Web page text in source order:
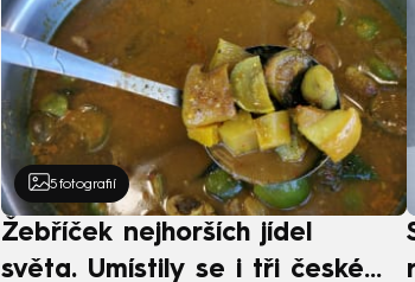
5 fotografií
Žebříček nejhorších jídel
světa. Umístily se i tři české